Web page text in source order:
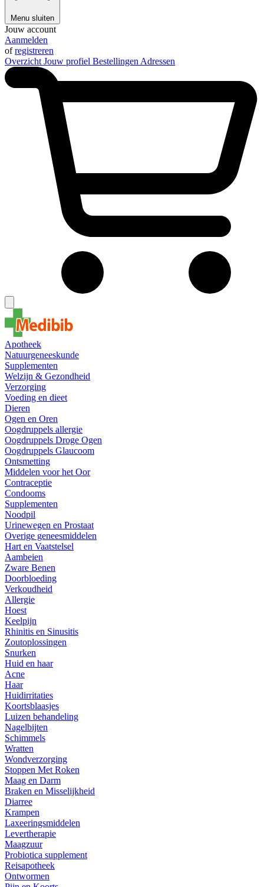
Menu sluiten
Jouw account
Aanmelden
ofregistreren
Overzicht Jouw profiel Bestellingen Adressen
Apotheek
Natuurgeneeskunde
Supplementen
Welzijn & Gezondheid
Verzorging
Voeding en dieet
Dieren
Ogen en Oren
Oogdruppels allergie
Oogdruppels Droge Ogen
Oogdruppels Glaucoom
Ontsmetting
Middelen voor het Oor
Contraceptie
Condooms
Supplementen
Noodpil
Urinewegen en Prostaat
Overige geneesmiddelen
Hart en Vaatstelsel
Aambeien
Zware Benen
Doorbloeding
Verkoudheid
Allergie
Hoest
Keelpijn
Rhinitis en Sinusitis
Zoutoplossingen
Snurken
Huid en haar
Acne
Haar
Huidirritaties
Koortsblaasjes
Luizen behandeling
Nagelbijten
Schimmels
Wratten
Wondverzorging
Stoppen Met Roken
Maag en Darm
Braken en Misselijkheid
Diarree
Krampen
Laxeeringsmiddelen
Levertherapie
Maagzuur
Probiotica supplement
Reisapotheek
Ontwormen